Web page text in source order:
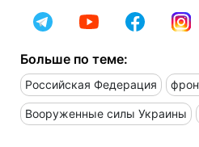
Больше по теме:
Российская Федерация
Вооруженные силы Украины